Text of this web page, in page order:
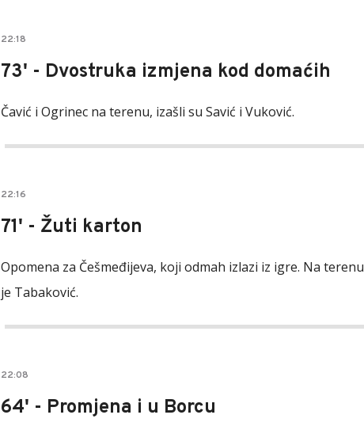
22:18
73' - Dvostruka izmjena kod domaćih
Čavić i Ogrinec na terenu, izašli su Savić i Vuković.
22:16
71' - Žuti karton
Opomena za Češmeđijeva, koji odmah izlazi iz igre. Na terenu
je Tabaković.
22:08
64' - Promjena i u Borcu